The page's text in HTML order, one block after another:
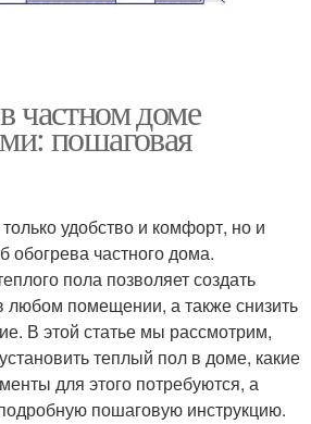
частном доме
пошаговая
удобство и комфорт, но и
частного дома.
пола позволяет создать
помещении, а также снизить
В этой статье мы рассмотрим,
теплый пол в доме, какие
для этого потребуются, а
пошаговую инструкцию.